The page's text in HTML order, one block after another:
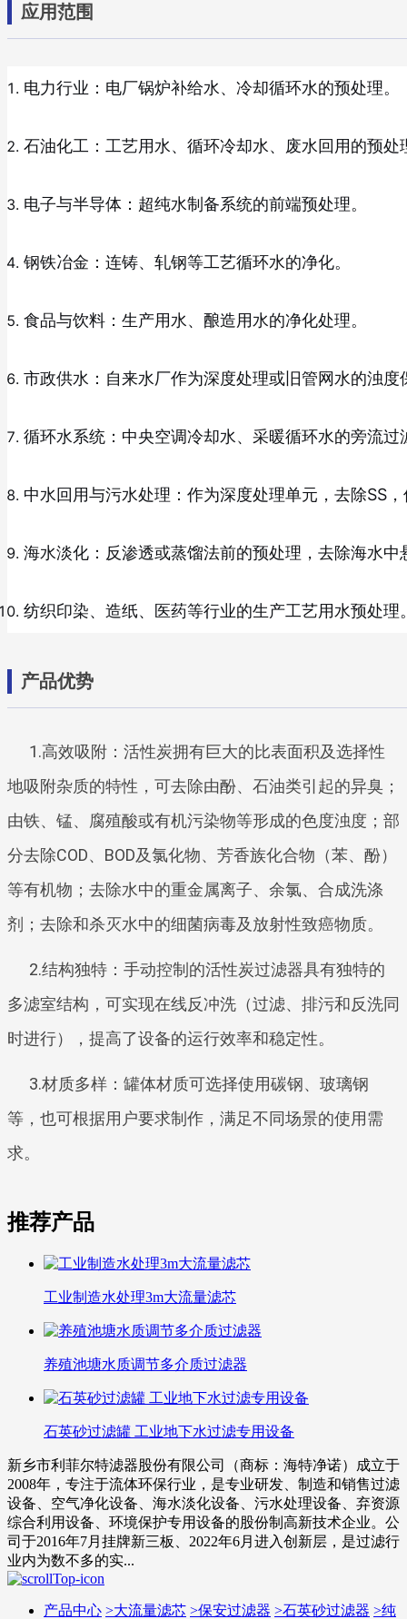
应用范围
电力行业：电厂锅炉补给水、冷却循环水的预处理。
石油化工：工艺用水、循环冷却水、废水回用的预处
电子与半导体：超纯水制备系统的前端预处理。
钢铁冶金：连铸、轧钢等工艺循环水的净化。
食品与饮料：生产用水、酿造用水的净化处理。
市政供水：自来水厂作为深度处理或旧管网水的浊度
循环水系统：中央空调冷却水、采暖循环水的旁流过
中水回用与污水处理：作为深度处理单元，去除SS
海水淡化：反渗透或蒸馏法前的预处理，去除海水中
纺织印染、造纸、医药等行业的生产工艺用水预处理
产品优势
1.高效吸附：活性炭拥有巨大的比表面积及选择性
地吸附杂质的特性，可去除由酚、石油类引起的异臭；
由铁、锰、腐殖酸或有机污染物等形成的色度浊度；部
分去除COD、BOD及氯化物、芳香族化合物（苯、酚）
等有机物；去除水中的重金属离子、余氯、合成洗涤
剂；去除和杀灭水中的细菌病毒及放射性致癌物质。
2.结构独特：手动控制的活性炭过滤器具有独特的
多滤室结构，可实现在线反冲洗（过滤、排污和反洗同
时进行），提高了设备的运行效率和稳定性。
3.材质多样：罐体材质可选择使用碳钢、玻璃钢
等，也可根据用户要求制作，满足不同场景的使用需
求。
推荐产品
工业制造水处理3m大流量滤芯
养殖池塘水质调节多介质过滤器
石英砂过滤罐 工业地下水过滤专用设备
新乡市利菲尔特滤器股份有限公司（商标：海特净诺）成立于
2008年，专注于流体环保行业，是专业研发、制造和销售过滤
设备、空气净化设备、海水淡化设备、污水处理设备、弃资源
综合利用设备、环境保护专用设备的股份制高新技术企业。公
司于2016年7月挂牌新三板、2022年6月进入创新层，是过滤行
业内为数不多的实...
产品中心 >大流量滤芯 >保安过滤器 >石英砂过滤器 >纯